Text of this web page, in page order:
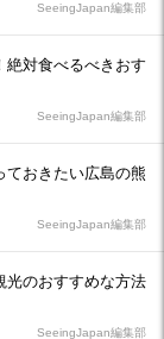
SeeingJapan編集部
絶対食べるべきおす
SeeingJapan編集部
ておきたい広島の熊
SeeingJapan編集部
光のおすすめな方法
SeeingJapan編集部